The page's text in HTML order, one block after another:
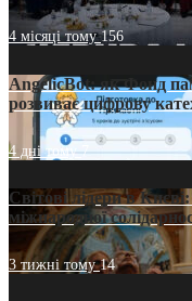
4 місяці тому156
AngelicBot: як Фонд
розвиває цифрову
4 дні тому7
Світові лідери в
міжнародної
3 тижні тому14